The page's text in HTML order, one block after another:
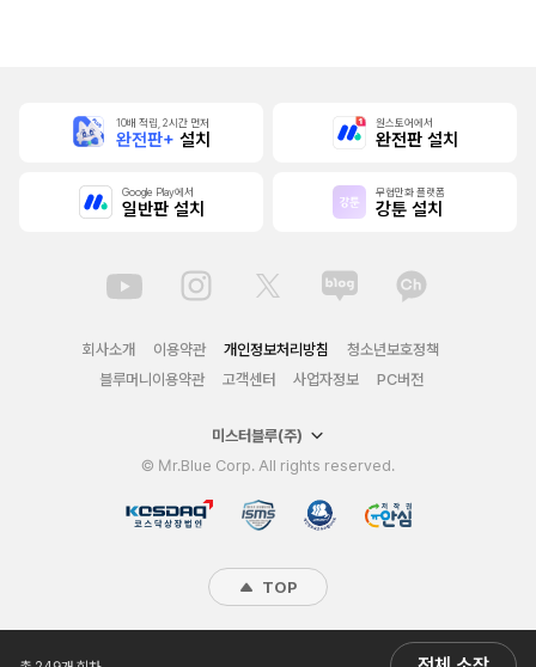
10배 적립, 2시간 먼저
완전판+ 설치
원스토어에서
완전판 설치
Google Play에서
일반판 설치
무협만화 플랫폼
강툰 설치
회사소개 이용약관 개인정보처리방침
청소년보호정책
블루머니이용약관
고객센터 사업자정보 PC버전
미스터블루(주)
© Mr.Blue Corp. All rights reserved.
TOP